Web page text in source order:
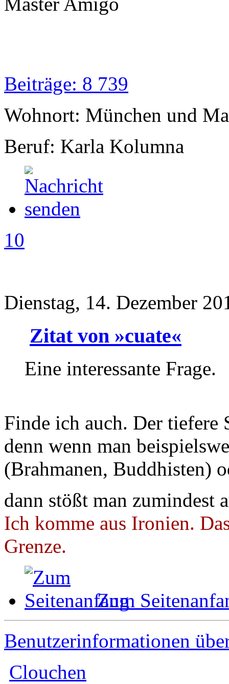
Beiträge: 8 739
Wohnort: München und
Beruf: Karla Kolumna
10
Dienstag, 14. Dezember
Zitat von »cuate«
Eine interessante Frage.
Finde ich auch. Der tiefere
denn wenn man
(Brahmanen, Buddhisten)
dann stößt man zumindest
Ich komme aus Ironien.
Grenze.
Zum
Benutzerinformationen
Clouchen